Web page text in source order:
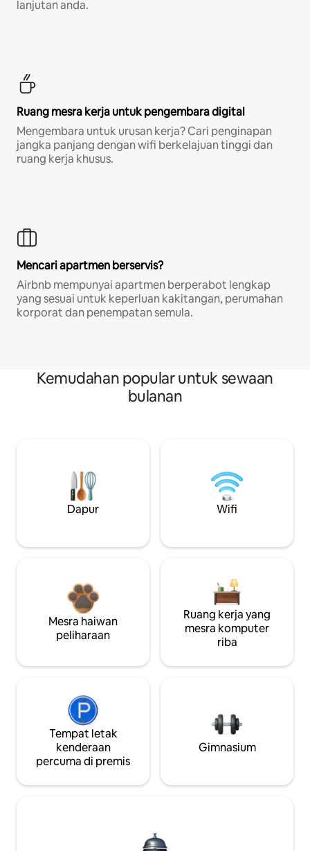
lanjutan anda.
Ruang mesra kerja untuk pengembara digital
Mengembara untuk urusan kerja? Cari penginapan
jangka panjang dengan wifi berkelajuan tinggi dan
ruang kerja khusus.
Mencari apartmen berservis?
Airbnb mempunyai apartmen berperabot lengkap
yang sesuai untuk keperluan kakitangan, perumahan
korporat dan penempatan semula.
Kemudahan popular untuk sewaan
bulanan
Dapur Wifi
Mesra haiwan
peliharaan
Ruang kerja yang
mesra komputer
riba
Tempat letak
kenderaan
percuma di premis
Gimnasium